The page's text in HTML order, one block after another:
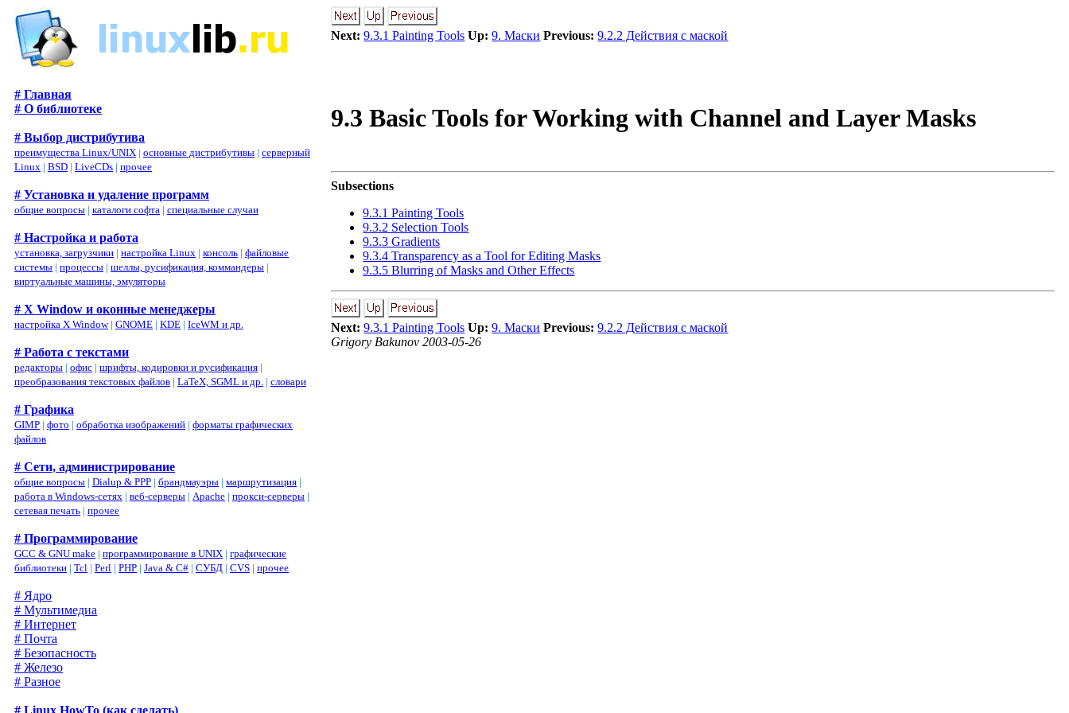
# Главная
# О библиотеке
# Выбор дистрибутива
преимущества Linux/UNIX | основные дистрибутивы | серверный
Linux | BSD | LiveCDs | прочее
# Установка и удаление программ
общие вопросы | каталоги софта | специальные случаи
# Настройка и работа
установка, загрузчики | настройка Linux | консоль | файловые
системы | процессы | шеллы, русификация, коммандеры |
виртуальные машины, эмуляторы
# X Window и оконные менеджеры
настройка X Window| GNOME | KDE | IceWM и др.
# Работа с текстами
редакторы | офис | шрифты, кодировки и русификация |
преобразования текстовых файлов | LaTeX, SGML и др. | словари
# Графика
GIMP | фото | обработка изображений | форматы графических
файлов
# Сети, администрирование
общие вопросы | Dialup & PPP | брандмауэры | маршрутизация |
работа в Windows-сетях | веб-серверы | Apache | прокси-серверы |
сетевая печать | прочее
# Программирование
GCC & GNU make | программирование в UNIX | графические
библиотеки | Tcl | Perl | PHP | Java & C# | СУБД | CVS | прочее
# Ядро
# Мультимедиа
# Интернет
# Почта
# Безопасность
# Железо
# Разное
# Linux HowTo (как сделать)
Next: 9.3.1 Painting Tools Up: 9. Маски Previous: 9.2.2 Действия с маской
9.3 Basic Tools for Working with Channel and Layer Masks
Subsections
9.3.1 Painting Tools
9.3.2 Selection Tools
9.3.3 Gradients
9.3.4 Transparency as a Tool for Editing Masks
9.3.5 Blurring of Masks and Other Effects
Next: 9.3.1 Painting Tools Up: 9. Маски Previous: 9.2.2 Действия с маской
Grigory Bakunov 2003-05-26